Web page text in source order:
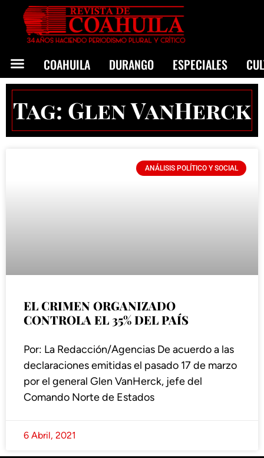
COAHUILA DURANGO ESPECIALES
Tag: Glen VanHerck
ANÁLISIS POLÍTICO Y SOCIAL
EL CRIMEN ORGANIZADO
CONTROLA EL 35% DEL PAÍS
Por: La Redacción/Agencias De acuerdo a las
declaraciones emitidas el pasado 17 de marzo
por el general Glen VanHerck, jefe del
Comando Norte de Estados
6 Abril, 2021